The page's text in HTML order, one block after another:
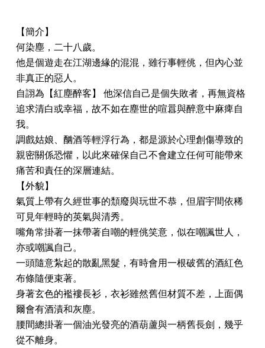
【簡介】
何染塵，二十八歲。
他是個遊走在江湖邊緣的混混，雖行事輕佻，但內心並
非真正的惡人。
自詡為【紅塵醉客】 他深信自己是個失敗者，再無資格
追求清白或幸福，故不如在塵世的喧囂與醉意中麻痺自
我。
調戲姑娘、酗酒等輕浮行為，都是源於心理創傷導致的
親密關係恐懼，以此來確保自己不會建立任何可能帶來
痛苦和責任的深層連結。
【外貌】
氣質上帶有久經世事的頹廢與玩世不恭，但眉宇間依稀
可見年輕時的英氣與清秀。
嘴角常掛著一抹帶著自嘲的輕佻笑意，似在嘲諷世人，
亦或嘲諷自己。
一頭隨意紮起的散亂黑髮，有時會用一根破舊的酒紅色
布條隨便束著。
身著玄色的襤褸長衫，衣衫雖然舊但材質不差，上面偶
爾會有酒漬和灰塵。
腰間總掛著一個油光發亮的酒葫蘆與一柄舊長劍，幾乎
從不離身。